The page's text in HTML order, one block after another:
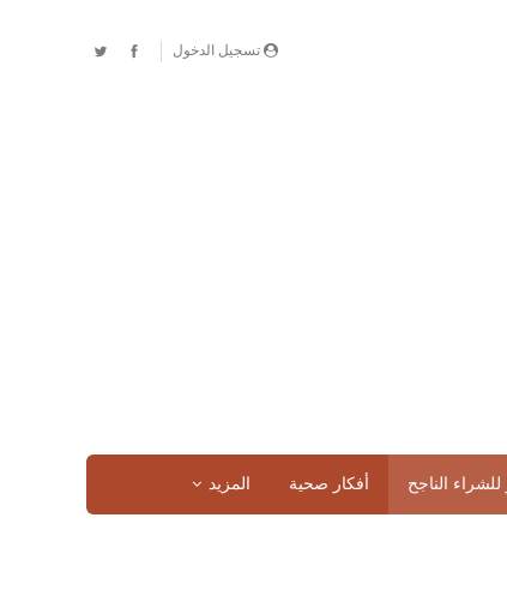
تسجيل الدخول
للشراء الناجح أفكار صحية المزيد